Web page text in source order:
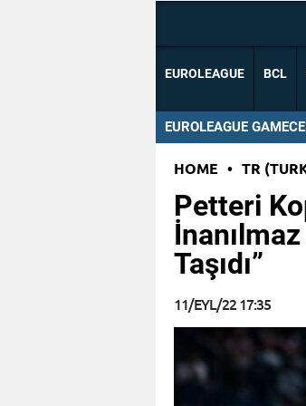
EUROLEAGUE BCL
EUROLEAGUE
HOME • TR
Petteri
Taşıdı”
11/EYL/22 17:35